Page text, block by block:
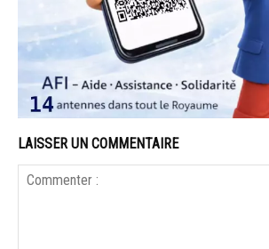
LAISSER UN COMMENTAIRE